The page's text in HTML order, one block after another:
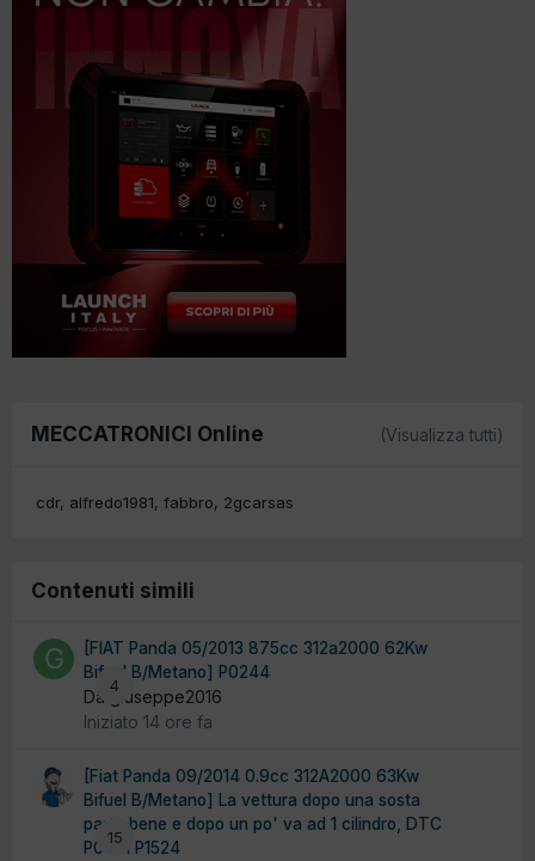
MECCATRONICI Online (Visualizza tutti)
cdr alfredo1981 fabbro 2gcarsas
Contenuti simili
4
[FIAT Panda 05/2013 875cc 312a2000 62Kw
Bifuel B/Metano] P0244
Da giuseppe2016
Iniziato 14 ore fa
15
[Fiat Panda 09/2014 0.9cc 312A2000 63Kw
Bifuel B/Metano] La vettura dopo una sosta
parte bene e dopo un po' va ad 1 cilindro, DTC
P0301 P1524